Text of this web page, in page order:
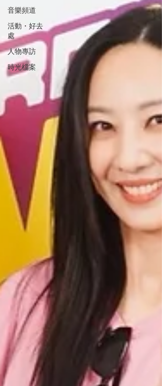
音樂頻道
活動・好去
處
人物專訪
時光檔案